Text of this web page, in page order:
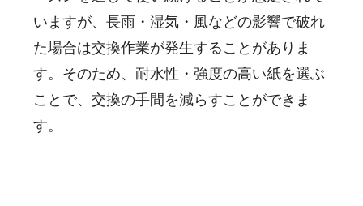
いますが、長雨・湿気・風などの影響で破れ
た場合は交換作業が発生することがありま
す。そのため、耐水性・強度の高い紙を選ぶ
ことで、交換の手間を減らすことができま
す。